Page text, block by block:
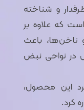
و شناخته
که علاوه بر
باعث
نواحی نبض
این محصول،
کرد.